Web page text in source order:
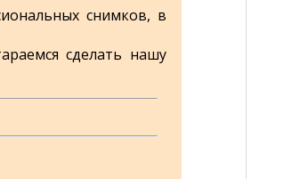
снимков, в
сделать нашу